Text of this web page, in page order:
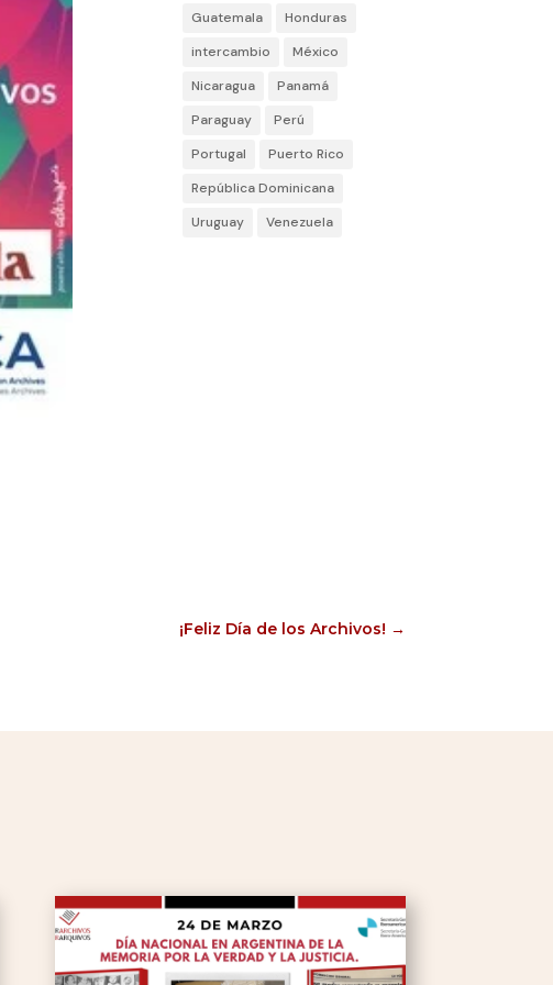
Guatemala
Honduras
intercambio
México
Nicaragua
Panamá
Paraguay
Perú
Portugal
Puerto Rico
República Dominicana
Uruguay
Venezuela
¡Feliz Día de los Archivos! →